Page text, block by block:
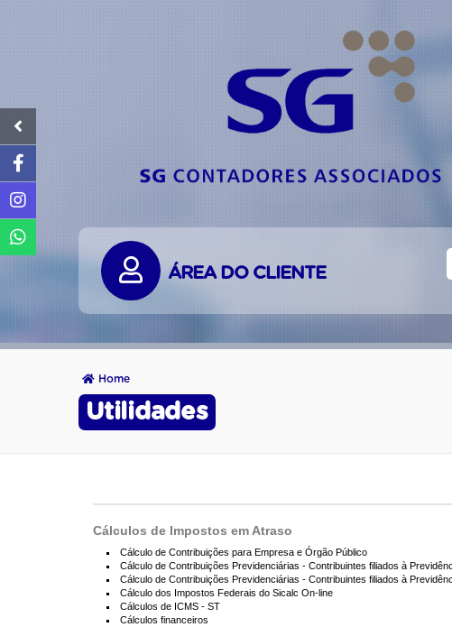
ÁREA DO CLIENTE
Home
Utilidades
Cálculos de Impostos em Atraso
Cálculo de Contribuições para Empresa e Órgão Público
Cálculo de Contribuições Previdenciárias - Contribuintes filiados à
Cálculo de Contribuições Previdenciárias - Contribuintes filiados à
Cálculo dos Impostos Federais do Sicalc On-line
Cálculos de ICMS - ST
Cálculos financeiros